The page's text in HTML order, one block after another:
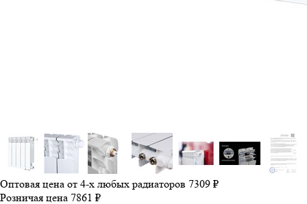
Оптовая цена от 4-х любых радиаторов 7309 ₽
Розничая цена 7861 ₽